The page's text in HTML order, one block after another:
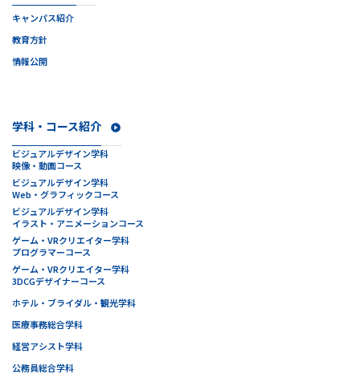
キャンパス紹介
教育方針
情報公開
学科・コース紹介
ビジュアルデザイン学科
映像・動画コース
ビジュアルデザイン学科
Web・グラフィックコース
ビジュアルデザイン学科
イラスト・アニメーションコース
ゲーム・VRクリエイター学科
プログラマーコース
ゲーム・VRクリエイター学科
3DCGデザイナーコース
ホテル・ブライダル・観光学科
医療事務総合学科
経営アシスト学科
公務員総合学科